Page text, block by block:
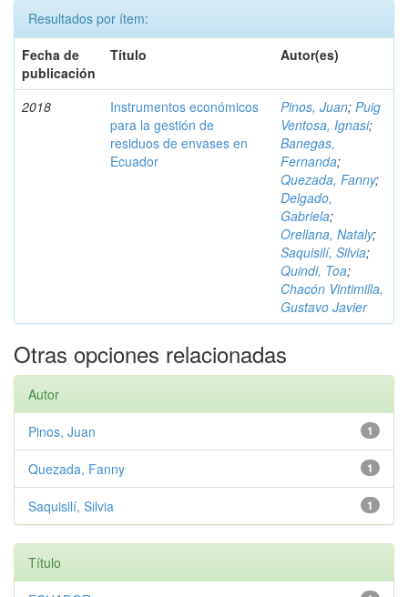
Resultados por ítem:
Fecha de
publicación
Título Autor(es)
2018
Instrumentos económicos
para la gestión de
residuos de envases en
Ecuador
Pinos, Juan; Puig
Ventosa, Ignasi;
Banegas,
Fernanda;
Quezada, Fanny;
Delgado,
Gabriela;
Orellana, Nataly;
Saquisilí, Silvia;
Quindi, Toa;
Chacón Vintimilla,
Gustavo Javier
Otras opciones relacionadas
Autor
1
Pinos, Juan
1
Quezada, Fanny
1
Saquisilí, Silvia
Título